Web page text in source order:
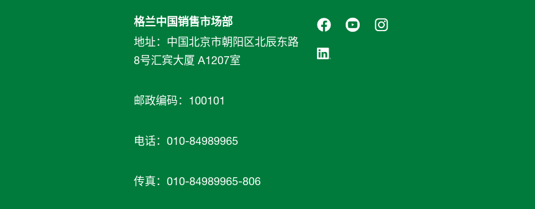
格兰中国销售市场部
地址：中国北京市朝阳区北辰东路
8号汇宾大厦 A1207室
邮政编码：100101
电话：010-84989965
传真：010-84989965-806